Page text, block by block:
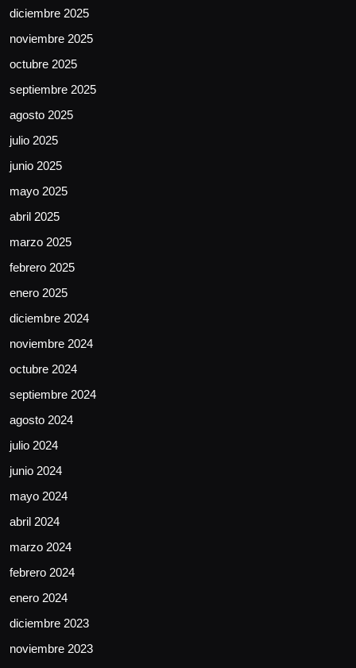
diciembre 2025
noviembre 2025
octubre 2025
septiembre 2025
agosto 2025
julio 2025
junio 2025
mayo 2025
abril 2025
marzo 2025
febrero 2025
enero 2025
diciembre 2024
noviembre 2024
octubre 2024
septiembre 2024
agosto 2024
julio 2024
junio 2024
mayo 2024
abril 2024
marzo 2024
febrero 2024
enero 2024
diciembre 2023
noviembre 2023